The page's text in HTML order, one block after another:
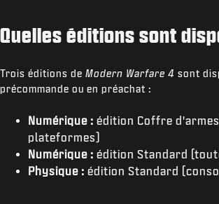
Quelles éditions sont
Trois éditions de Modern Warfare 4 sont
précommande ou en préachat :
Numérique : édition Coffre
plateformes)
Numérique : édition Standard
Physique : édition Standard